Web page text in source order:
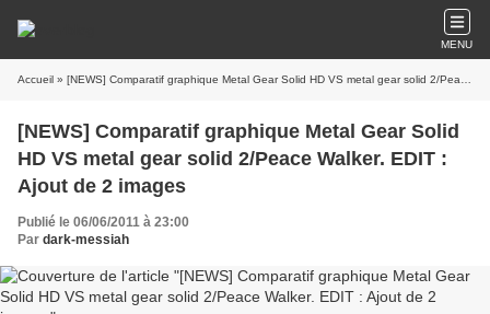
MENU
Accueil » [NEWS] Comparatif graphique Metal Gear Solid HD VS metal gear solid 2/Peace Walker. EDIT : Ajout de 2 images
[NEWS] Comparatif graphique Metal Gear Solid
HD VS metal gear solid 2/Peace Walker. EDIT :
Ajout de 2 images
Publié le 06/06/2011 à 23:00
Par dark-messiah